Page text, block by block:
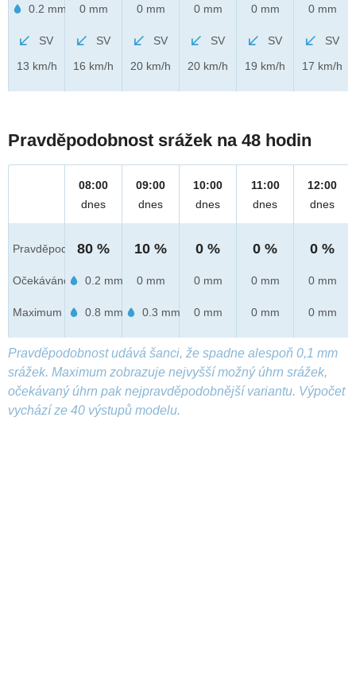
0.2 mm
SV
13 km/h
0 mm
SV
16 km/h
0 mm
SV
20 km/h
0 mm
SV
20 km/h
0 mm
SV
19 km/h
0 mm
SV
17 km/h
Pravděpodobnost srážek na 48 hodin
Pravděpod.
Očekáváno
Maximum
08:00
dnes
80 %
0.2 mm
0.8 mm
09:00
dnes
10 %
0 mm
0.3 mm
10:00
dnes
0 %
0 mm
0 mm
11:00
dnes
0 %
0 mm
0 mm
12:00
dnes
0 %
0 mm
0 mm
Pravděpodobnost udává šanci, že spadne alespoň 0,1 mm
srážek. Maximum zobrazuje nejvyšší možný úhrn srážek,
očekávaný úhrn pak nejpravděpodobnější variantu. Výpočet
vychází ze 40 výstupů modelu.